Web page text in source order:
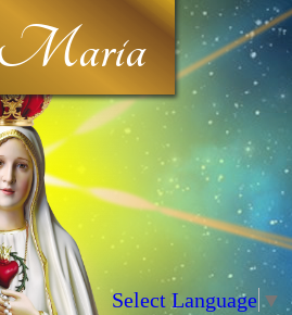
Select Language ▼